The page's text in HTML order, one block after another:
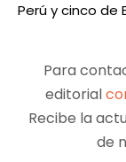
Perú y cinco de
Para
editorial
Recibe la
de